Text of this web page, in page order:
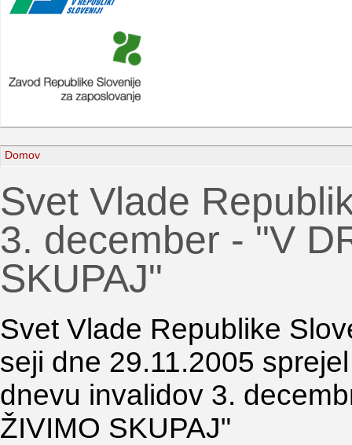
Domov
Svet Vlade
3. december - "V
SKUPAJ"
Svet Vlade Republike
seji dne 29.11.2005
dnevu invalidov 3.
ŽIVIMO SKUPAJ"